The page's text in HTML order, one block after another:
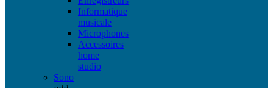
Informatique
musicale
Microphones
Accessoires
home
studio
Sono